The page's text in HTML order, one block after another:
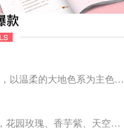
灵感来源于几何线条的不对称美感，以温柔的大地色系为主色调，空间上，利用几何线条进行完美切割，配以柔和色系的花艺点缀，构造了一个温馨柔和、清新复古的空间。
灵感源于周杰伦的歌曲《Mojito》，花园玫瑰、香芋紫、天空蓝等色彩碰撞出的热带风情，在多层次空间下大方异域光彩。因为遇见了爱情，整个世界都变得五彩斑斓。